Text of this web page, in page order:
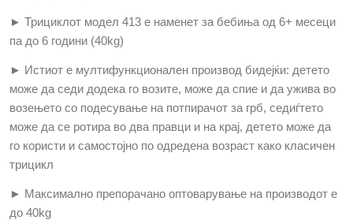
► Трициклот модел 413 е наменет за бебиња од 6+ месеци
па до 6 години (40kg)
► Истиот е мултифункционален производ бидејќи: детето
може да седи додека го возите, може да спие и да ужива во
возењето со подесување на потпирачот за грб, седиѓтето
може да се ротира во два правци и на крај, детето може да
го користи и самостојно по одредена возраст како класичен
трицикл
► Максимално препорачано оптоварување на производот е
до 40kg